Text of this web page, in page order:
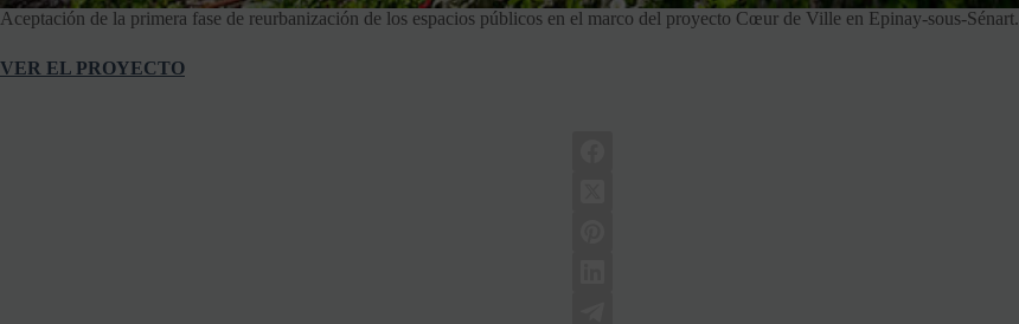
Aceptación de la primera fase de reurbanización de los espacios públicos en el marco del proyecto Cœur de Ville en Epinay-sous-Sénart.
VER EL PROYECTO